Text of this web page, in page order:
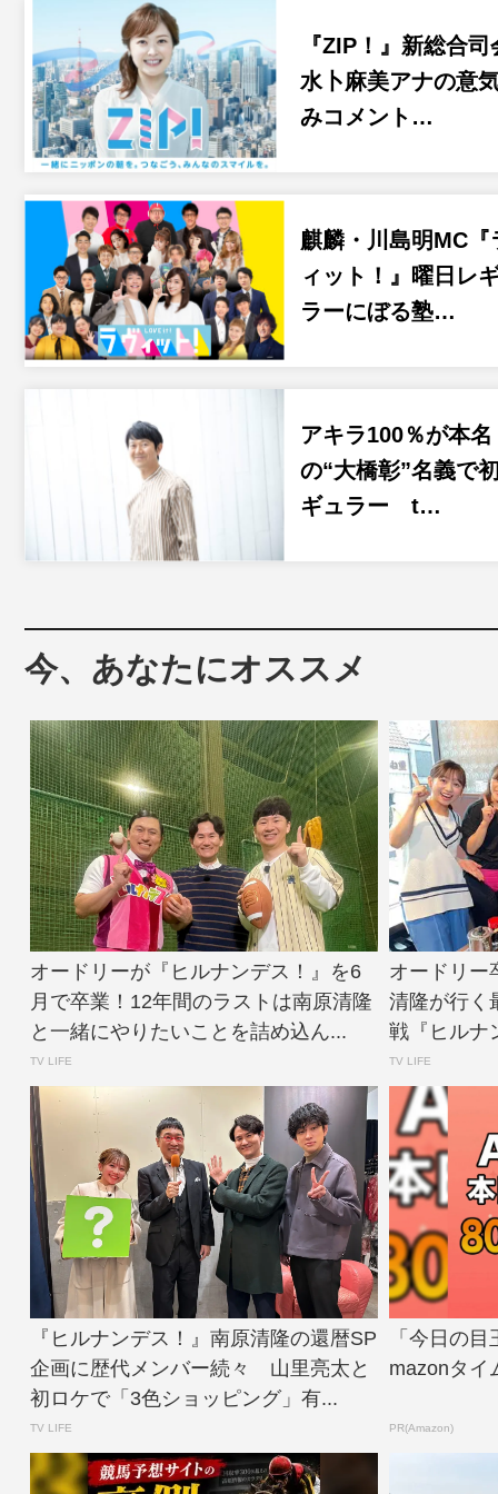
『ZIP！』新総合司
水卜麻美アナの意
みコメント…
麒麟・川島明MC『
ィット！』曜日レ
ラーにぼる塾…
アキラ100％が本名
の“大橋彰”名義で
ギュラー t…
今、あなたにオススメ
オードリーが『ヒルナンデス！』を6
月で卒業！12年間のラストは南原清隆
と一緒にやりたいことを詰め込ん...
TV LIFE
オードリー
清隆が行く
戦『ヒルナ
TV LIFE
『ヒルナンデス！』南原清隆の還暦SP
企画に歴代メンバー続々 山里亮太と
初ロケで「3色ショッピング」有...
TV LIFE
「今日の
mazonタイ
PR(Amazon)